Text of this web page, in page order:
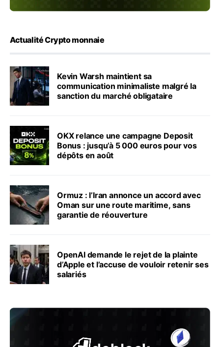
Actualité Crypto monnaie
Kevin Warsh maintient sa
communication minimaliste malgré la
sanction du marché obligataire
OKX relance une campagne Deposit
Bonus : jusqu’à 5 000 euros pour vos
dépôts en août
Ormuz : l’Iran annonce un accord avec
Oman sur une route maritime, sans
garantie de réouverture
OpenAI demande le rejet de la plainte
d’Apple et l’accuse de vouloir retenir ses
salariés